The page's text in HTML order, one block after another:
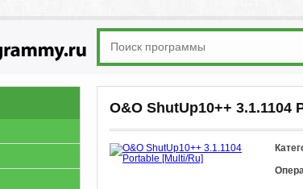
O&O ShutUp10++ 3.1.1104